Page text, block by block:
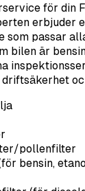
för din
erbjuder
som passar
bilen är
pollenfilter
bensin,